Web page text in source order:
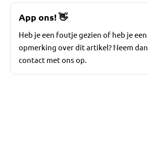
App ons!👋
Heb je een foutje gezien of heb je een
opmerking over dit artikel? Neem dan
contact met ons op.